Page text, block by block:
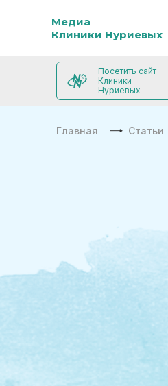
Медиа
Клиники Нуриевых
Посетить сайт
Клиники
Нуриевых
Главная Статьи